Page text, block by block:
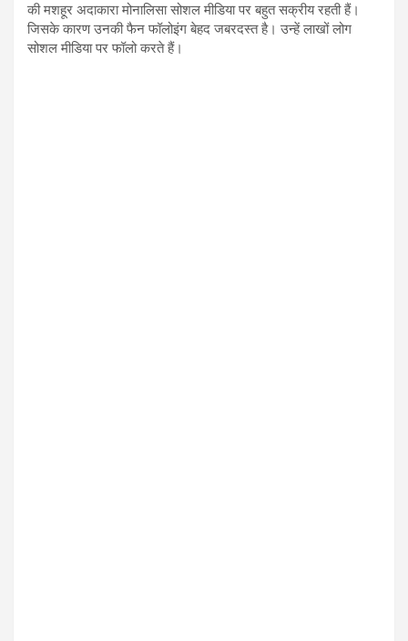
की मशहूर अदाकारा मोनालिसा सोशल मीडिया पर बहुत सक्रीय रहती हैं।
जिसके कारण उनकी फैन फॉलोइंग बेहद जबरदस्त है। उन्हें लाखों लोग
सोशल मीडिया पर फॉलो करते हैं।